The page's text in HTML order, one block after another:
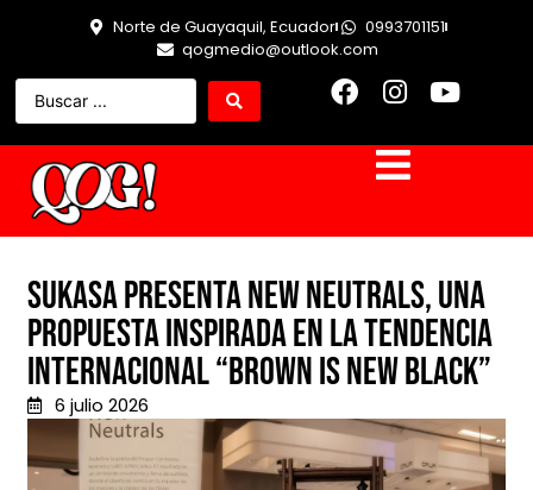
Norte de Guayaquil, Ecuador
0993701151
qogmedio@outlook.com
Sukasa presenta New Neutrals, una
propuesta inspirada en la tendencia
internacional “Brown is New Black”
6 julio 2026